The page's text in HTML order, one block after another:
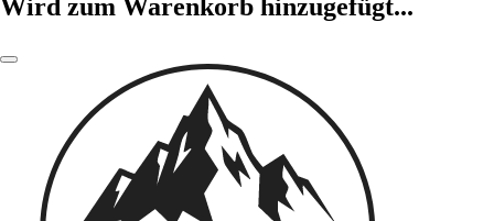
Wird zum Warenkorb hinzugefügt...